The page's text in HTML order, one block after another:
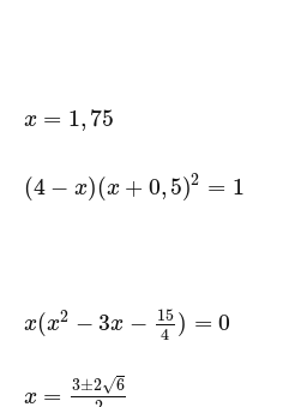
x = 1, 75
(4 − x)(x + 0, 5)2 = 1
x(x2 − 3x − 15
4 ) = 0
x = 3±2 6
√